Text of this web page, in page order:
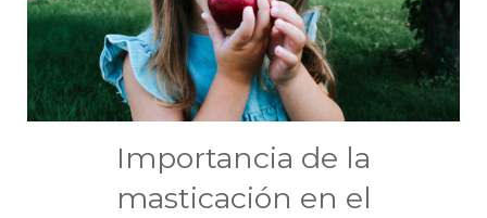
Importancia de la
masticación en el